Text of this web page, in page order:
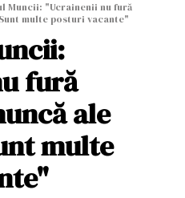
Muncii: "Ucrainenii nu fură
multe posturi vacante"
fură
ale
multe